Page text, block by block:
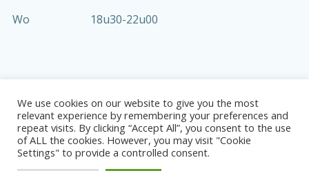
Wo
18u30-22u00
© 2026 HABK. Gemaakt in WordPress.Privacybeleid
KBO-nummer (Ondernemingsnummer):
BE0207.515.464
We use cookies on our website to give you the most
relevant experience by remembering your preferences and
repeat visits. By clicking “Accept All”, you consent to the use
of ALL the cookies. However, you may visit "Cookie
Settings" to provide a controlled consent.